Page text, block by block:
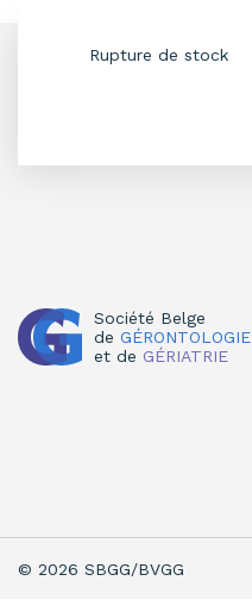
Rupture de stock
Société Belge
de GÉRONTOLOGIE
et de GÉRIATRIE
© 2026 SBGG/BVGG